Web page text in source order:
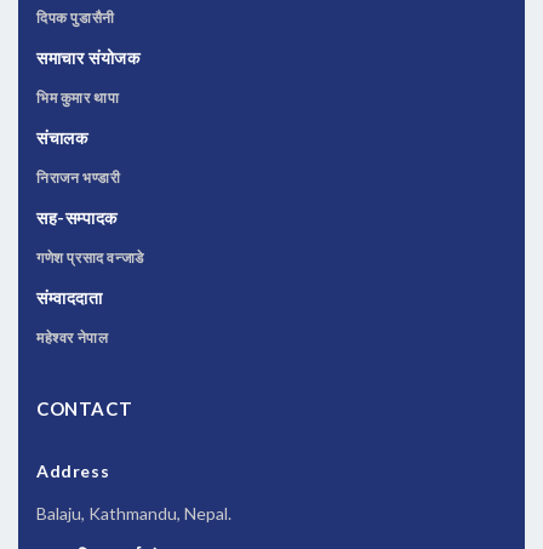
दिपक पुडासैनी
समाचार संयोजक
भिम कुमार थापा
संचालक
निराजन भण्डारी
सह-सम्पादक
गणेश प्रसाद वन्जाडे
संम्वाददाता
महेश्वर नेपाल
CONTACT
Address
Balaju, Kathmandu, Nepal.